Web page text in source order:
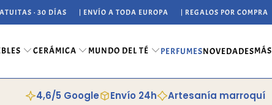
· 30 DÍAS | ENVÍO A TODA EUROPA | REGALOS POR COMPRA
CERÁMICA MUNDO DEL TÉ PERFUMESNOVEDADESMÁS
4,6/5 Google Envío 24h Artesanía marroquí